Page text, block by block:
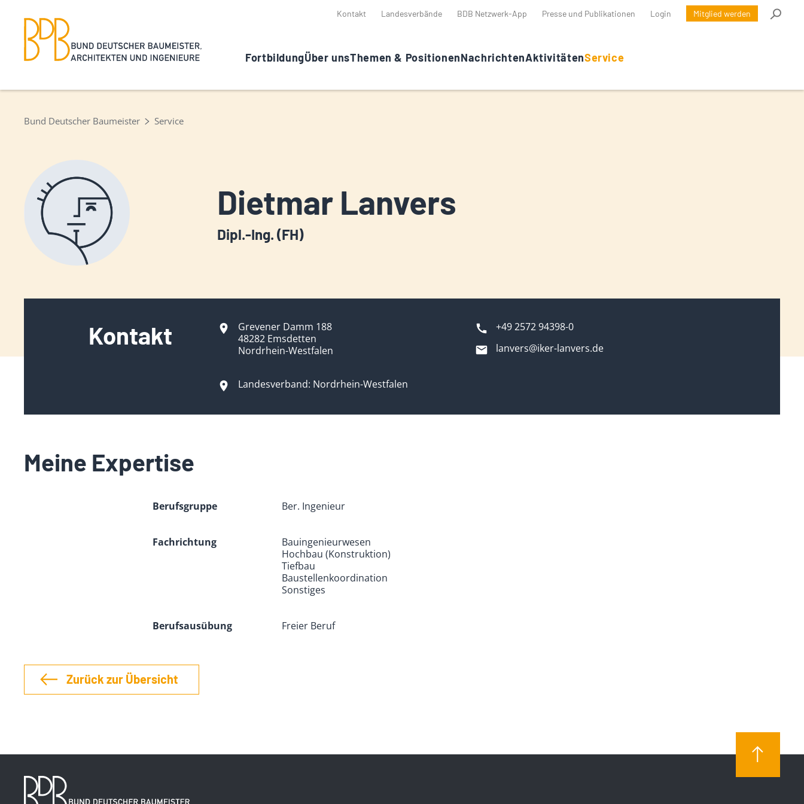
Kontakt Landesverbände BDB Netzwerk-App Presse und Publikationen Login Mitglied werden
FortbildungÜber unsThemen & PositionenNachrichtenAktivitätenService
Bund Deutscher Baumeister Service
Dietmar Lanvers
Dipl.-Ing. (FH)
Kontakt
Grevener Damm 188
48282 Emsdetten
Nordrhein-Westfalen
+49 2572 94398-0
lanvers@iker-lanvers.de
Landesverband: Nordrhein-Westfalen
Meine Expertise
Berufsgruppe Ber. Ingenieur
Fachrichtung
Bauingenieurwesen
Hochbau (Konstruktion)
Tiefbau
Baustellenkoordination
Sonstiges
Berufsausübung Freier Beruf
Zurück zur Übersicht